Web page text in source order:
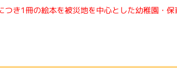
き1冊の絵本を被災地を中心とした幼稚園・保